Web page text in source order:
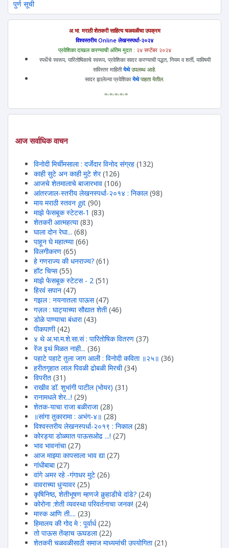
पुर्ण सूची
अ.भा. मराठी शेतकरी साहित्य चळवळीचा उपक्रम
विश्वस्तरीय Online लेखनस्पर्धा-२०२४
प्रवेशिका दाखल करण्याची अंतिम मुदत : २४ सप्टेंबर २०२४
स्पर्धेचे स्वरूप, पारितोषिकाचे स्वरूप, प्रवेशिका सादर करण्याची पद्धत, नियम व शर्ती, याविषयी
सविस्तर माहितीयेथेउपलब्ध आहे.
सादर झालेल्या प्रवेशिकायेथेपाहता येतील.
=-=-=-=-=
आज सर्वाधिक वाचन
विनोदी मिर्चीमसाला : दर्जेदार विनोद संग्रह (132)
काही सुटे अन काही मुटे शेर (126)
आजचे शेतमालाचे बाजारभाव (106)
आंतरजाल-स्तरीय लेखनस्पर्धा-२०१४ : निकाल (98)
माय मराठी स्तवन git (90)
माझे फेसबूक स्टेटस-1 (83)
शेतकरी आत्महत्या (83)
घाला दोन रेघा... (68)
पाहून घे महात्म्या (66)
विलगीकरण (65)
हे गणराज्य की धनराज्य? (61)
हॉट चिप्स (55)
माझे फेसबूक स्टेटस - 2 (51)
हिरवंं सपान (47)
गझल : नयनातला पाऊस (47)
गज़ल : घाट्याच्या सौद्यात शेती (46)
डोळे पाण्याचा बंधारा (43)
पीकपाणी (42)
४ थे अ.भा.म.शे.सा.सं : पारितोषिक वितरण (37)
रेंज इथं मिळत नाही... (36)
पहाटे पहाटे तुला जाग आली : विनोदी कविता ॥२५॥ (36)
हरीतगृहात लाल पिवळी ढोबळी मिरची (34)
विपरीत (31)
राखीव डॉ. शुभांगी पाटील (भोयर) (31)
रानामधले शेर...! (29)
शेतक-याचा राजा बळीराजा (28)
॥सांगा तुकारामा : अभंग-४॥ (28)
विश्वस्तरीय लेखनस्पर्धा-२०१९ : निकाल (28)
कोरड्या डोळ्यात पाऊसओढ ...! (27)
भाव भावनांचा(27)
आज माझ्या कापसाला भाव द्या(27)
गांधीबाबा (27)
वांगे अमर रहे -गंगाधर मुटे (26)
वावराच्या धुऱ्यावर(25)
कृषिनिष्ठ, शेतीभूषण म्हणजे कुर्‍हाडीचे दांडे? (24)
कोरोना :शेती व्यवस्था परिवर्तनाचा जनक! (24)
मास्क आणि ती.... (23)
हिमालय की गोद मे : पूर्वार्ध (22)
तो पाऊस तेंव्हाच ऊघडला (22)
शेतकरी चळवळीसाठी समाज माध्यमांची उपयोगिता (21)